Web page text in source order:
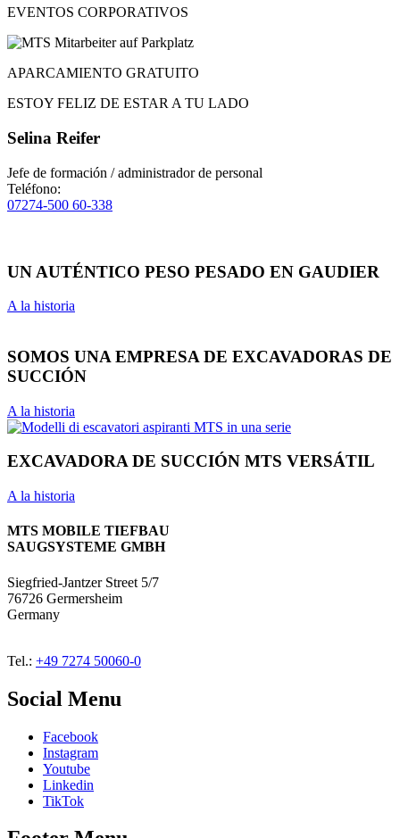
EVENTOS CORPORATIVOS
APARCAMIENTO GRATUITO
ESTOY FELIZ DE ESTAR A TU LADO
Selina Reifer
Jefe de formación / administrador de personal
Teléfono:
07274-500 60-338
UN AUTÉNTICO PESO PESADO EN GAUDIER
A la historia
SOMOS UNA EMPRESA DE EXCAVADORAS DE
SUCCIÓN
A la historia
EXCAVADORA DE SUCCIÓN MTS VERSÁTIL
A la historia
MTS MOBILE TIEFBAU
SAUGSYSTEME GMBH
Siegfried-Jantzer Street 5/7
76726 Germersheim
Germany
Tel.: +49 7274 50060-0
Social Menu
Facebook
Instagram
Youtube
Linkedin
TikTok